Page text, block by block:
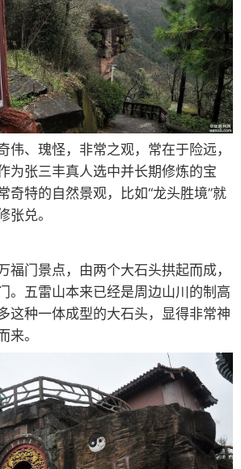
、瑰怪，非常之观，常在于险远，
为张三丰真人选中并长期修炼的宝
奇特的自然景观，比如“龙头胜境”就
张兑。